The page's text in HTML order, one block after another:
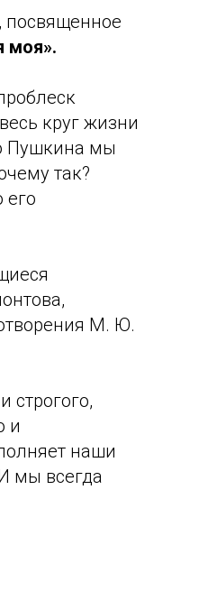
посвященное
моя».
круг жизни
Пушкина мы
так?
его
М. Ю.
строгого,
и
наши
мы всегда